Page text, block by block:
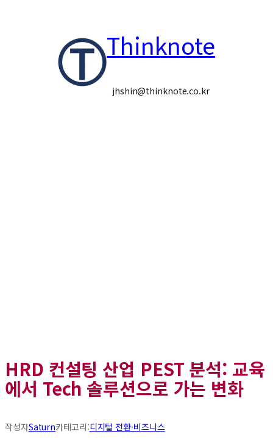
Thinknote
jhshin@thinknote.co.kr
HRD 컨설팅 산업 PEST 분석: 교육
에서 Tech 솔루션으로 가는 변화
작성자Saturn카테고리:디지털 전환·비즈니스